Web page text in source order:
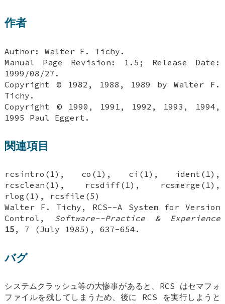
作者
Author: Walter F. Tichy.
Manual Page Revision: 1.5; Release Date:
1999/08/27.
Copyright © 1982, 1988, 1989 by Walter F.
Tichy.
Copyright © 1990, 1991, 1992, 1993, 1994,
1995 Paul Eggert.
関連項目
rcsintro(1), co(1), ci(1), ident(1),
rcsclean(1), rcsdiff(1), rcsmerge(1),
rlog(1), rcsfile(5)
Walter F. Tichy, RCS--A System for Version
Control, Software--Practice & Experience
15 , 7 (July 1985), 637-654.
バグ
システムクラッシュ等の大惨事があると、RCS はセマフォ
ファイルを残してしまうため、後に RCS を実行しようと